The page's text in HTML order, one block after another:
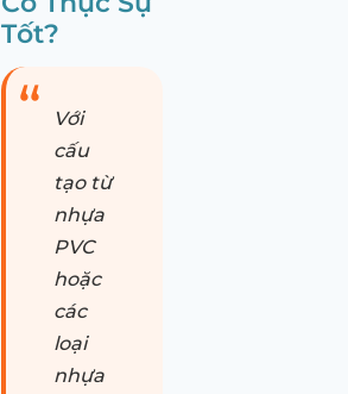
Tốt?
Với
cấu
tạo từ
nhựa
PVC
hoặc
các
loại
nhựa